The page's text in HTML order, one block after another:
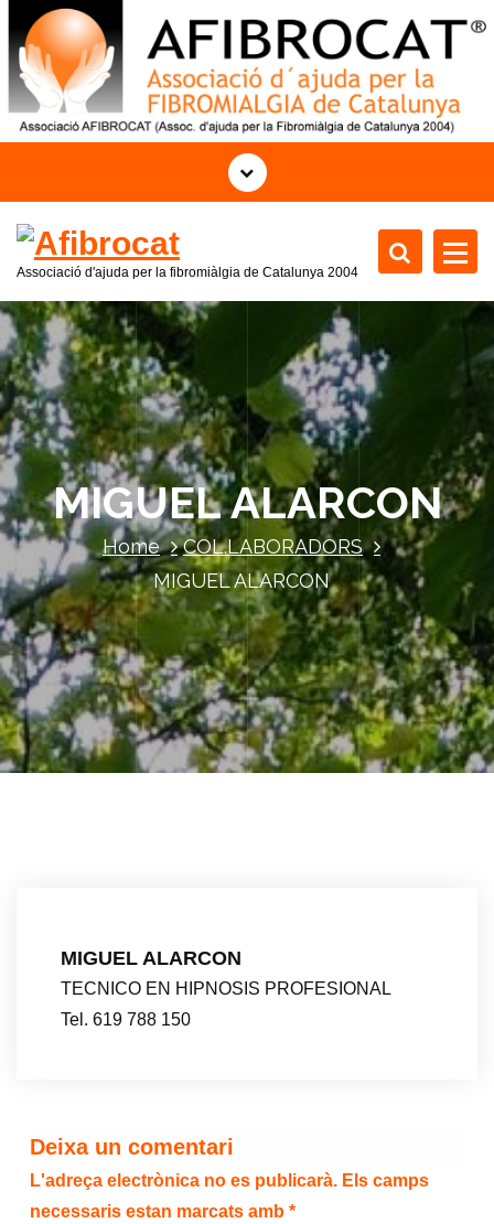
o
n
Associació d'ajuda per la fibromiàlgia de Catalunya 2004
MIGUEL ALARCON
Home
COL.LABORADORS
MIGUEL ALARCON
MIGUEL ALARCON
TECNICO EN HIPNOSIS PROFESIONAL
Tel. 619 788 150
Deixa un comentari
L'adreça electrònica no es publicarà. Els camps
necessaris estan marcats amb *